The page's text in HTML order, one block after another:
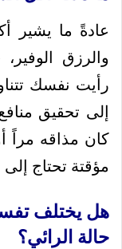
عادةً ما يشير
والرزق
رأيت نفسك
إلى تحقيق
كان مذاقه مراً
مؤقتة تحتاج
هل يختلف
حالة الرائي؟